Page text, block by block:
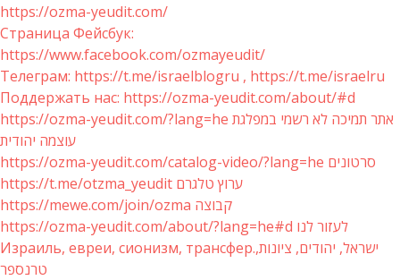
https://ozma-yeudit.com/
Страница Фейсбук:
https://www.facebook.com/ozmayeudit/
Телеграм: https://t.me/israelblogru , https://t.me/israelru
Поддержать нас: https://ozma-yeudit.com/about/#d
https://ozma-yeudit.com/?lang=he אתר תמיכה לא רשמי במפלגת
עוצמה יהודית
https://ozma-yeudit.com/catalog-video/?lang=he סרטונים
https://t.me/otzma_yeudit ערוץ טלגרם
https://mewe.com/join/ozma קבוצה
https://ozma-yeudit.com/about/?lang=he#d לעזור לנו
Израиль, евреи, сионизм, трансфер.ישראל, יהודים, ציונות,
טרנספר